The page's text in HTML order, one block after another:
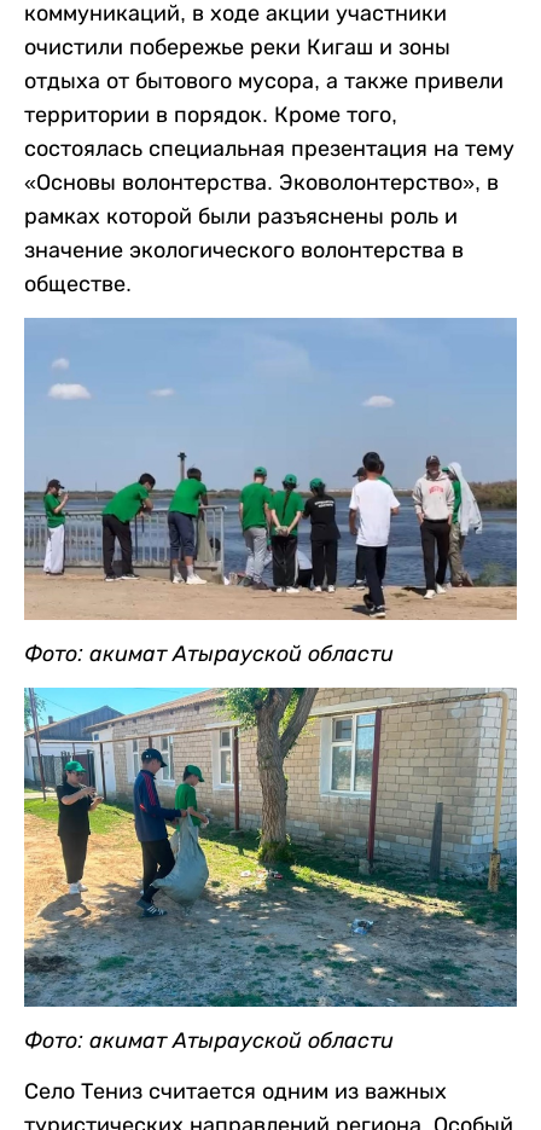
коммуникаций, в ходе акции участники
очистили побережье реки Кигаш и зоны
отдыха от бытового мусора, а также привели
территории в порядок. Кроме того,
состоялась специальная презентация на тему
«Основы волонтерства. Эковолонтерство», в
рамках которой были разъяснены роль и
значение экологического волонтерства в
обществе.
Фото: акимат Атырауской области
Фото: акимат Атырауской области
Село Тениз считается одним из важных